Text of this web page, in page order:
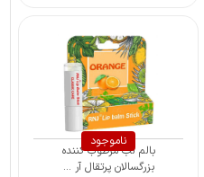
ناموجود
بالم لب مرطوب کننده
بزرگسالان پرتقال آر ...